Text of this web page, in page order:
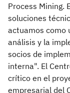
Process Mining.
soluciones
actuamos como
análisis y la
socios de
interna". El
crítico en el
empresarial del